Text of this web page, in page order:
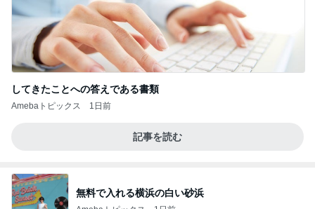
してきたことへの答えである書類
Amebaトピックス 1日前
記事を読む
無料で入れる横浜の白い砂浜